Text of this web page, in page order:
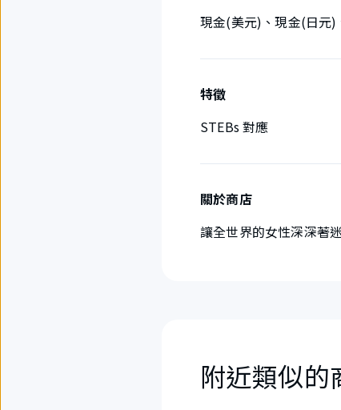
現金(美元)、現金(日元
特徵
STEBs 對應
關於商店
讓全世界的女性深深著
附近類似的